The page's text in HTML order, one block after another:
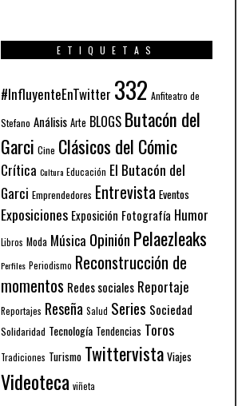
ETIQUETAS
#InfluyenteEnTwitter 332 Anfiteatro de
Stefano Análisis Arte BLOGS Butacón del
Garci Cine Clásicos del Cómic
Crítica Cultura Educación El Butacón del
Garci Emprendedores Entrevista Eventos
Exposiciones Exposición Fotografía Humor
Libros Moda Música Opinión Pelaezleaks
Perfiles Periodismo Reconstrucción de
momentos Redes sociales Reportaje
Reportajes Reseña Salud Series Sociedad
Solidaridad Tecnología Tendencias Toros
Tradiciones Turismo Twittervista Viajes
Videoteca viñeta